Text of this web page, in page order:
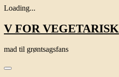
Loading...
Skip
to
V FOR VEGETARISK
mad til grøntsagsfans